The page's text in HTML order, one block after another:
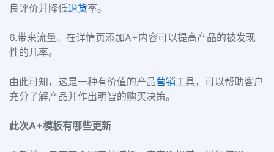
良评价并降低退货率。
6.带来流量。在详情页添加A+内容可以提高产品的被发现
性的几率。
由此可知，这是一种有价值的产品营销工具，可以帮助客户
充分了解产品并作出明智的购买决策。
此次A+模板有哪些更新